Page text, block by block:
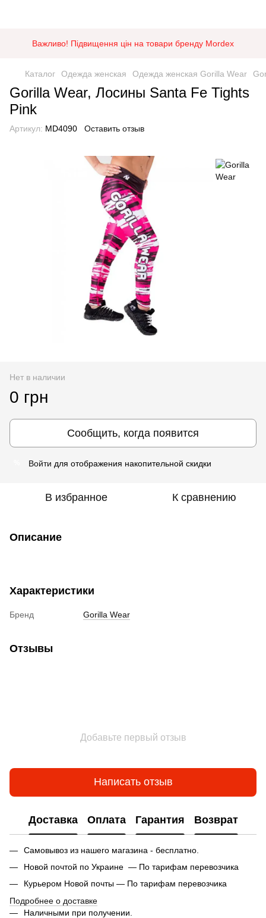
Важливо! Підвищення цін на товари бренду Mordex
Каталог Одежда женская Одежда женская Gorilla Wear
Gorilla Wear, Лосины Santa Fe Tights
Pink
Артикул: MD4090 Оставить отзыв
Нет в наличии
0 грн
Сообщить, когда появится
Войти для отображения накопительной скидки
В избранное К сравнению
Описание
Характеристики
Бренд Gorilla Wear
Отзывы
Добавьте первый отзыв
Написать отзыв
Доставка Оплата Гарантия Возврат
Самовывоз из нашего магазина - бесплатно.
Новой почтой по Украине — По тарифам перевозчика
Курьером Новой почты — По тарифам перевозчика
Подробнее о доставке
Наличными при получении.